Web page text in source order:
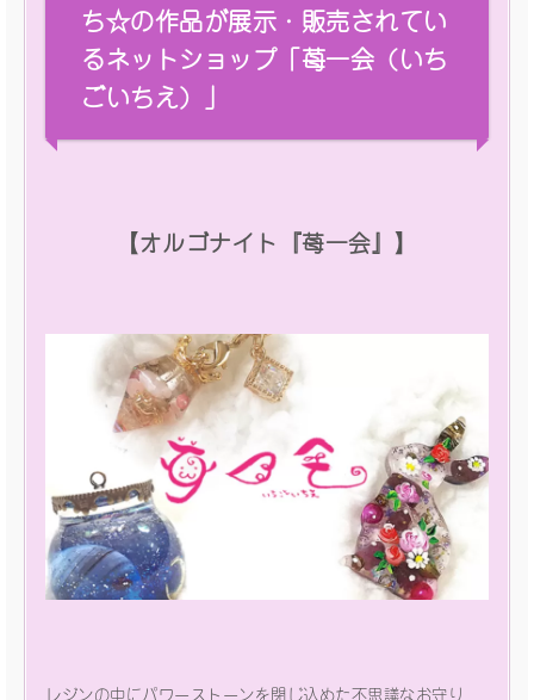
ち☆の作品が展示・販売されてい
るネットショップ「苺一会（いち
ごいちえ）」
【オルゴナイト『苺一会』】
レジンの中にパワーストーンを閉じ込めた不思議なお守り